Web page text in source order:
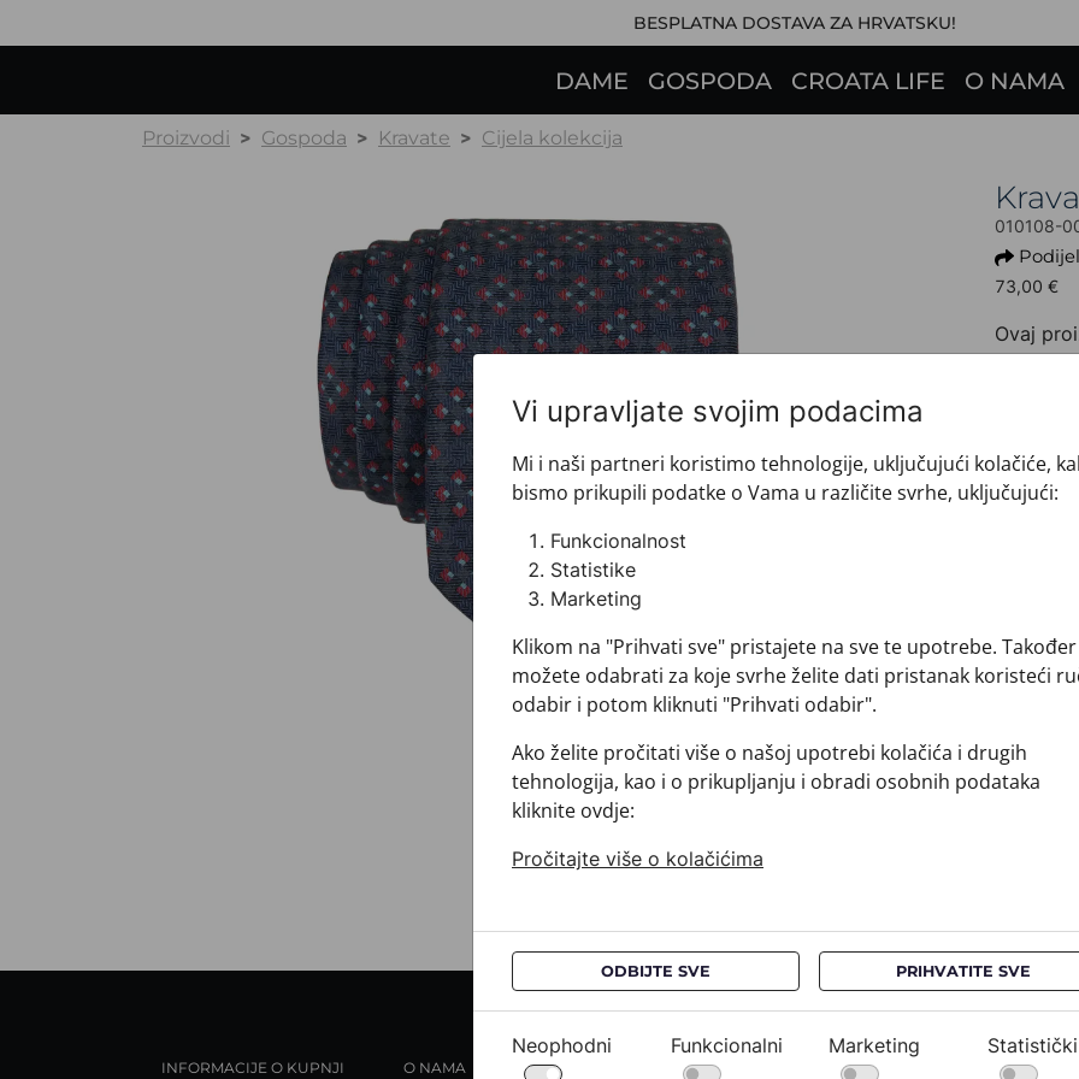
BESPLATNA DOSTAVA ZA HRVATSKU!
DAME GOSPODA CROATA LIFE O NAMA
Proizvodi Gospoda Kravate Cijela kolekcija
010108-
73,00 €
Ovaj
+ INFO
Boja:
Brand:
+
+
+
INFORMACIJE O KUPNJI O NAMA
PRAVNE OBAVIJESTI
NEWSLETTER
Vi upravljate svojim podacima
Mi i naši partneri koristimo tehnologije, uključujući kolačiće,
bismo prikupili podatke o Vama u različite svrhe, uključujući:
Funkcionalnost
Statistike
Marketing
Klikom na "Prihvati sve" pristajete na sve te upotrebe. Također
možete odabrati za koje svrhe želite dati pristanak koristeći
odabir i potom kliknuti "Prihvati odabir".
Ako želite pročitati više o našoj upotrebi kolačića i drugih
tehnologija, kao i o prikupljanju i obradi osobnih podataka
kliknite ovdje:
Pročitajte više o kolačićima
ODBIJTE SVE PRIHVATITE SVE
Neophodni Funkcionalni Marketing Statistički